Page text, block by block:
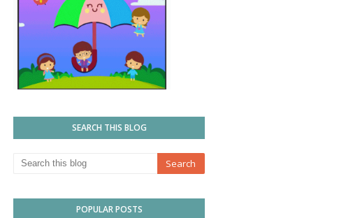
SEARCH THIS BLOG
POPULAR POSTS